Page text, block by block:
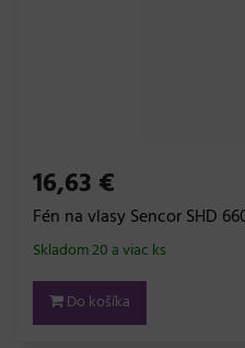
16,63 €
Fén na vlasy Sencor SHD
Skladom 20 a viac ks
Do košíka